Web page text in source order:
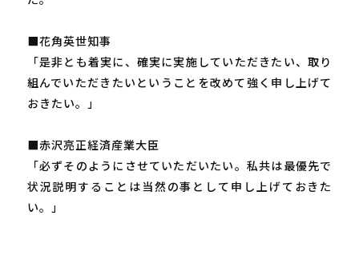
■花角英世知事
「是非とも着実に、確実に実施していただきたい、取り
組んでいただきたいということを改めて強く申し上げて
おきたい。」
■赤沢亮正経済産業大臣
「必ずそのようにさせていただいたい。私共は最優先で
状況説明することは当然の事として申し上げておきた
い。」